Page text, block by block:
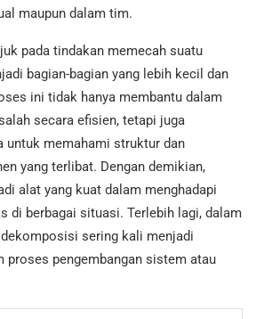
maupun dalam tim.
pada tindakan memecah suatu
bagian-bagian yang lebih kecil dan
ini tidak hanya membantu dalam
secara efisien, tetapi juga
untuk memahami struktur dan
yang terlibat. Dengan demikian,
alat yang kuat dalam menghadapi
di berbagai situasi. Terlebih lagi, dalam
sering kali menjadi
proses pengembangan sistem atau